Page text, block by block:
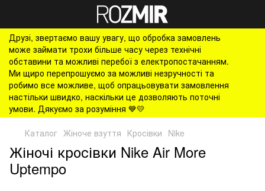
Друзі, звертаємо вашу увагу, що обробка замовлень
може займати трохи більше часу через технічні
обставини та можливі перебої з електропостачанням.
Ми щиро перепрошуємо за можливі незручності та
робимо все можливе, щоб опрацьовувати замовлення
настільки швидко, наскільки це дозволяють поточні
умови. Дякуємо за розуміння 💙💛
Каталог Жіноче взуття Кросівки Nike
Жіночі кросівки Nike Air More
Uptempo